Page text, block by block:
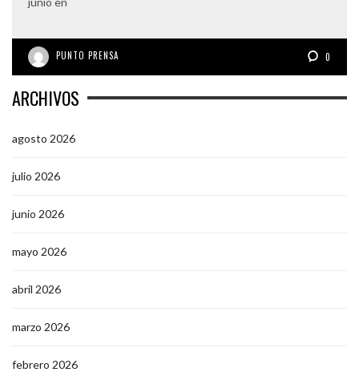
PUNTO PRENSA 0
ARCHIVOS
agosto 2026
julio 2026
junio 2026
mayo 2026
abril 2026
marzo 2026
febrero 2026